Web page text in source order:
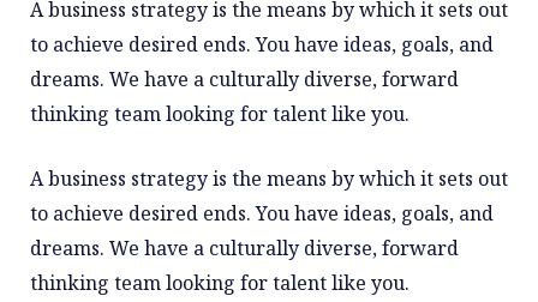
A business strategy is the means by which it sets out
to achieve desired ends. You have ideas, goals, and
dreams. We have a culturally diverse, forward
thinking team looking for talent like you.
A business strategy is the means by which it sets out
to achieve desired ends. You have ideas, goals, and
dreams. We have a culturally diverse, forward
thinking team looking for talent like you.